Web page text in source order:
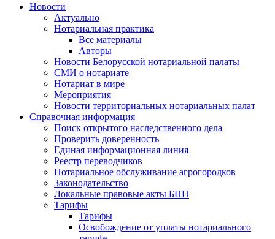
Новости
Актуально
Нотариальная практика
Все материалы
Авторы
Новости Белорусской нотариальной палаты
СМИ о нотариате
Нотариат в мире
Мероприятия
Новости территориальных нотариальных палат
Справочная информация
Поиск открытого наследственного дела
Проверить доверенность
Единая информационная линия
Реестр переводчиков
Нотариальное обслуживание агрогородков
Законодательство
Локальные правовые акты БНП
Тарифы
Тарифы
Освобождение от уплаты нотариального